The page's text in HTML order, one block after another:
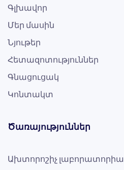
Գլխավոր
Մեր մասին
Նյութեր
Հետազոտություններ
Գնացուցակ
Կոնտակտ
Ծառայություններ
Ախտորոշիչ լաբորատորիա